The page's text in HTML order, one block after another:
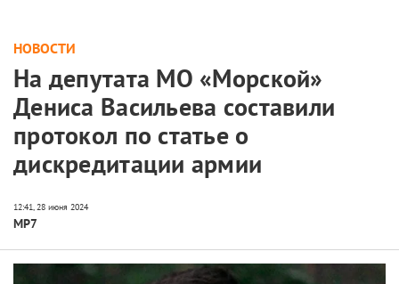
НОВОСТИ
На депутата МО «Морской»
Дениса Васильева составили
протокол по статье о
дискредитации армии
МР7